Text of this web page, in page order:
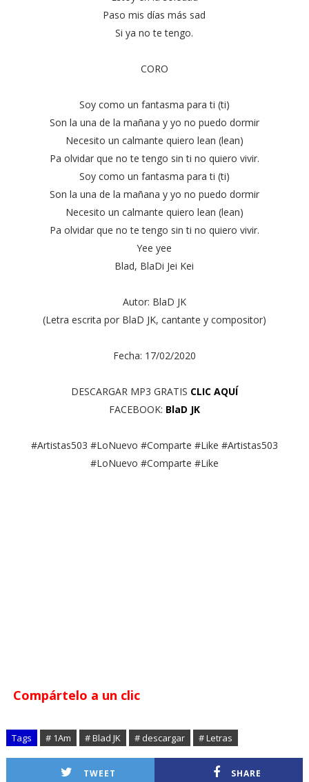
Paso mis días más sad
Si ya no te tengo.
CORO
Soy como un fantasma para ti (ti)
Son la una de la mañana y yo no puedo dormir
Necesito un calmante quiero lean (lean)
Pa olvidar que no te tengo sin ti no quiero vivir.
Soy como un fantasma para ti (ti)
Son la una de la mañana y yo no puedo dormir
Necesito un calmante quiero lean (lean)
Pa olvidar que no te tengo sin ti no quiero vivir.
Yee yee
Blad, BlaDi Jei Kei
Autor: BlaD JK
(Letra escrita por BlaD JK, cantante y compositor)
Fecha: 17/02/2020
DESCARGAR MP3 GRATIS CLIC AQUÍ
FACEBOOK: BlaD JK
#Artistas503 #LoNuevo #Comparte #Like #Artistas503
#LoNuevo #Comparte #Like
Compártelo a un clic
Tags # 1Am # Blad JK # descargar # Letras
TWEET SHARE